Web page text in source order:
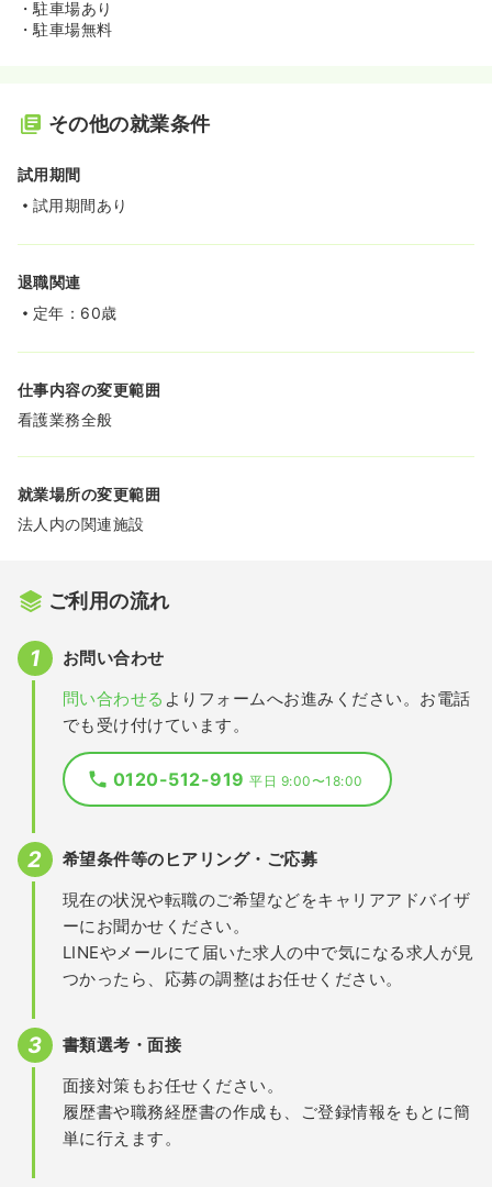
・駐車場あり
・駐車場無料
その他の就業条件
試用期間
試用期間あり
退職関連
定年：60歳
仕事内容の変更範囲
看護業務全般
就業場所の変更範囲
法人内の関連施設
ご利用の流れ
お問い合わせ
問い合わせる よりフォームへお進みください。お電話
でも受け付けています。
0120-512-919平日 9:00〜18:00
希望条件等のヒアリング・ご応募
現在の状況や転職のご希望などをキャリアアドバイザ
ーにお聞かせください。
LINEやメールにて届いた求人の中で気になる求人が見
つかったら、応募の調整はお任せください。
書類選考・面接
面接対策もお任せください。
履歴書や職務経歴書の作成も、ご登録情報をもとに簡
単に行えます。